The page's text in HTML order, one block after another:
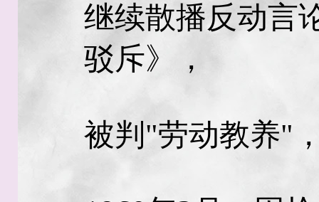
继续散播反动言
驳斥》，
被判"劳动教养"